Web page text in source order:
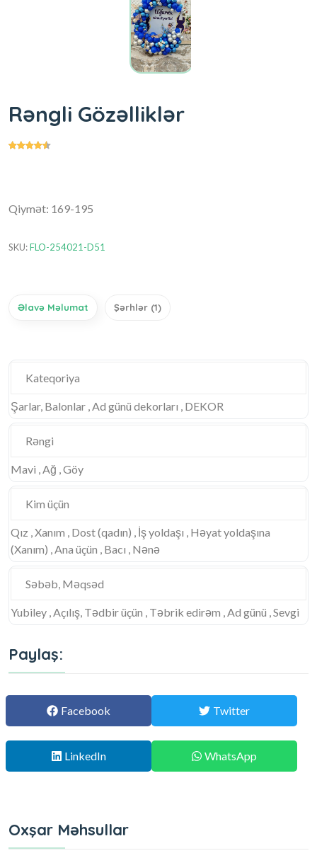
Rəngli Gözəlliklər
Qiymət: 169-195
SKU:FLO-254021-D51
Əlavə Məlumat Şərhlər (1)
Kateqoriya
Şarlar, Balonlar , Ad günü dekorları , DEKOR
Rəngi
Mavi , Ağ , Göy
Kim üçün
Qız , Xanım , Dost (qadın) , İş yoldaşı , Həyat yoldaşına
(Xanım) , Ana üçün , Bacı , Nənə
Səbəb, Məqsəd
Yubiley , Açılış, Tədbir üçün , Təbrik edirəm , Ad günü , Sevgi
Paylaş:
Facebook Twitter
LinkedIn WhatsApp
Oxşar Məhsullar